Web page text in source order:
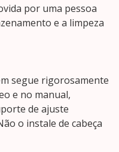
por uma pessoa
e a limpeza
segue rigorosamente
e no manual,
de ajuste
o instale de cabeça